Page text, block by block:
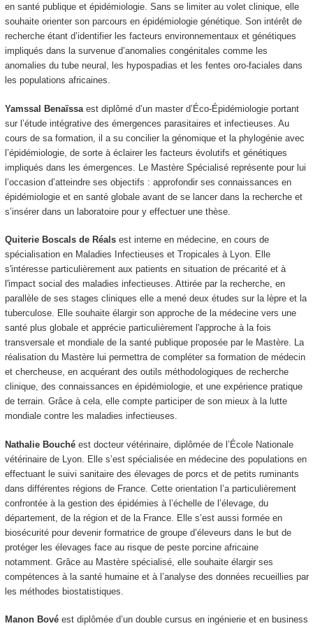
en santé publique et épidémiologie. Sans se limiter au volet clinique, elle
souhaite orienter son parcours en épidémiologie génétique. Son intérêt de
recherche étant d’identifier les facteurs environnementaux et génétiques
impliqués dans la survenue d’anomalies congénitales comme les
anomalies du tube neural, les hypospadias et les fentes oro-faciales dans
les populations africaines.
Yamssal Benaïssaest diplômé d’un master d’Éco-Épidémiologie portant
sur l’étude intégrative des émergences parasitaires et infectieuses. Au
cours de sa formation, il a su concilier la génomique et la phylogénie avec
l’épidémiologie, de sorte à éclairer les facteurs évolutifs et génétiques
impliqués dans les émergences. Le Mastère Spécialisé représente pour lui
l’occasion d’atteindre ses objectifs : approfondir ses connaissances en
épidémiologie et en santé globale avant de se lancer dans la recherche et
s’insérer dans un laboratoire pour y effectuer une thèse.
Quiterie Boscals de Réals est interne en médecine, en cours de
spécialisation en Maladies Infectieuses et Tropicales à Lyon. Elle
s'intéresse particulièrement aux patients en situation de précarité et à
l'impact social des maladies infectieuses. Attirée par la recherche, en
parallèle de ses stages cliniques elle a mené deux études sur la lèpre et la
tuberculose. Elle souhaite élargir son approche de la médecine vers une
santé plus globale et apprécie particulièrement l'approche à la fois
transversale et mondiale de la santé publique proposée par le Mastère. La
réalisation du Mastère lui permettra de compléter sa formation de médecin
et chercheuse, en acquérant des outils méthodologiques de recherche
clinique, des connaissances en épidémiologie, et une expérience pratique
de terrain. Grâce à cela, elle compte participer de son mieux à la lutte
mondiale contre les maladies infectieuses.
Nathalie Bouchéest docteur vétérinaire, diplômée de l’École Nationale
vétérinaire de Lyon. Elle s’est spécialisée en médecine des populations en
effectuant le suivi sanitaire des élevages de porcs et de petits ruminants
dans différentes régions de France. Cette orientation l’a particulièrement
confrontée à la gestion des épidémies à l’échelle de l’élevage, du
département, de la région et de la France. Elle s’est aussi formée en
biosécurité pour devenir formatrice de groupe d’éleveurs dans le but de
protéger les élevages face au risque de peste porcine africaine
notamment. Grâce au Mastère spécialisé, elle souhaite élargir ses
compétences à la santé humaine et à l’analyse des données recueillies par
les méthodes biostatistiques.
Manon Bové est diplômée d’un double cursus en ingénierie et en business